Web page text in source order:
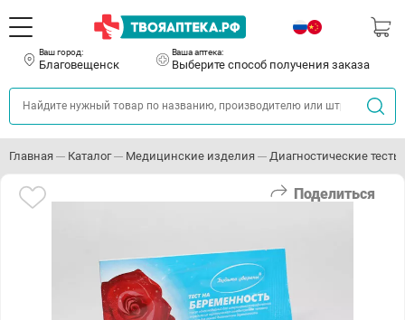
Ваш город:
Благовещенск
Ваша аптека:
Выберите способ получения заказа
Главная Каталог Медицинские изделия Диагностические тесты
Поделиться